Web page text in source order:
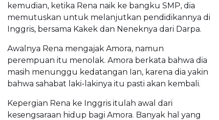
kemudian, ketika Rena naik ke bangku SMP, dia
memutuskan untuk melanjutkan pendidikannya di
Inggris, bersama Kakek dan Neneknya dari Darpa.
Awalnya Rena mengajak Amora, namun
perempuan itu menolak. Amora berkata bahwa dia
masih menunggu kedatangan Ian, karena dia yakin
bahwa sahabat laki-lakinya itu pasti akan kembali.
Kepergian Rena ke Inggris itulah awal dari
kesengsaraan hidup bagi Amora. Banyak hal yang